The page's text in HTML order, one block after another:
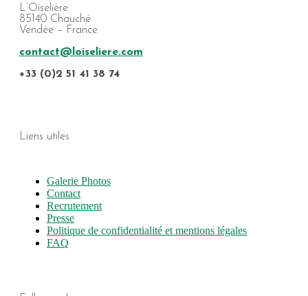
L’Oiselière
85140 Chauché
Vendée – France
contact@loiseliere.com
+33 (0)2 51 41 38 74
Liens utiles
Galerie Photos
Contact
Recrutement
Presse
Politique de confidentialité et mentions légales
FAQ